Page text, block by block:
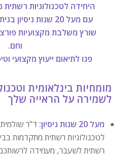
היחידה לטכנולוגיות
עם מעל 20 שנות ניסיון בניתוחים מורכבים,
שורץ משלבת מקצועיות
וחם.
פנו לתיאום ייעוץ מקצועי
מומחיות בינלאומית
לשמירה על הראייה שלך
מעל 20 שנות ניסיון:
ד"ר
לטכנולוגיות רשתית מתקדמות
רשתית לשעבר, מעמידה לרשותכם